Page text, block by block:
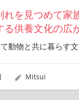
れを見つめて家
る供養文化の広
動物と共に暮らす
Mitsui